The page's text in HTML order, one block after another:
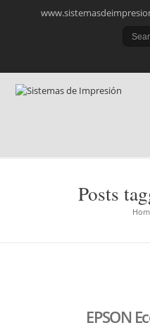
Posts
EPSON